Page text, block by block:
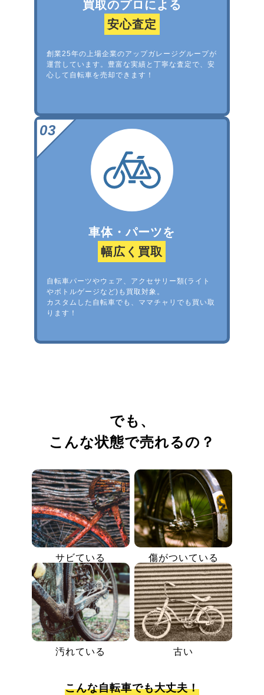
買取のプロによる
安心査定
創業25年の上場企業のアップガレージグループが
運営しています。豊富な実績と丁寧な査定で、安
心して自転車を売却できます！
車体・パーツを
幅広く買取
自転車パーツやウェア、アクセサリー類(ライト
やボトルゲージなど)も買取対象。
カスタムした自転車でも、ママチャリでも買い取
ります！
でも、
こんな状態で売れるの？
サビている 傷がついている
汚れている 古い
こんな自転車でも大丈夫！